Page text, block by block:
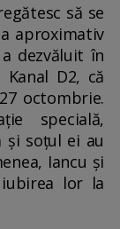
să se
aproximativ
dezvăluit în
D2, că
octombrie.
specială,
și soțul ei au
Iancu și
iubirea lor la